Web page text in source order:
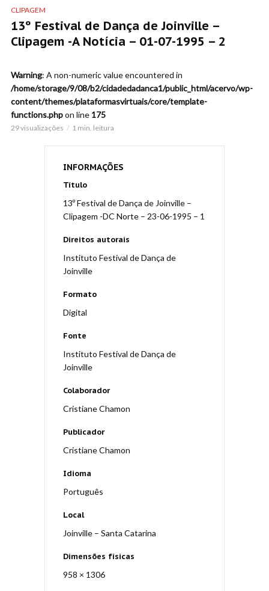
CLIPAGEM
13º Festival de Dança de Joinville –
Clipagem -A Notícia – 01-07-1995 – 2
Warning: A non-numeric value encountered in
/home/storage/9/08/b2/cidadedadanca1/public_html/acervo/wp-
content/themes/plataformasvirtuais/core/template-
functions.phpon line 175
29 visualizações 1 min. leitura
INFORMAÇÕES
Título
13º Festival de Dança de Joinville –
Clipagem -DC Norte – 23-06-1995 – 1
Direitos autorais
Instituto Festival de Dança de
Joinville
Formato
Digital
Fonte
Instituto Festival de Dança de
Joinville
Colaborador
Cristiane Chamon
Publicador
Cristiane Chamon
Idioma
Português
Local
Joinville – Santa Catarina
Dimensões físicas
958 × 1306